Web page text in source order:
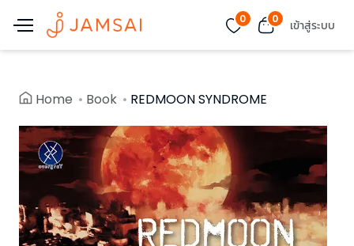
0 0 เข้าสู่ระบบ
Home Book REDMOON SYNDROME